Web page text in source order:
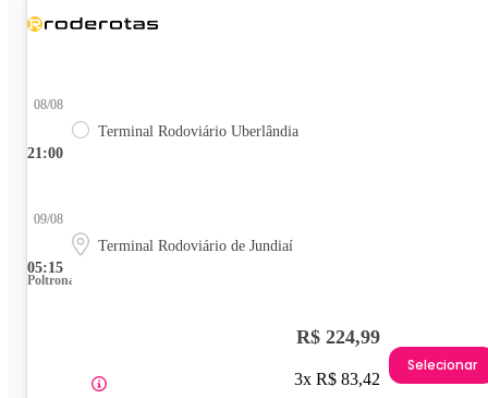
21:00
08/08
Terminal Rodoviário Uberlândia
05:15
09/08
Terminal Rodoviário de Jundiaí
Poltrona
R$ 224,99
3x R$ 83,42
Selecionar